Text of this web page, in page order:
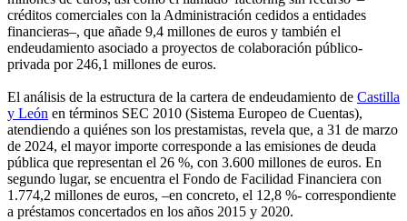
créditos comerciales con la Administración cedidos a entidades
financieras–, que añade 9,4 millones de euros y también el
endeudamiento asociado a proyectos de colaboración público-
privada por 246,1 millones de euros.
El análisis de la estructura de la cartera de endeudamiento de Castilla
y León en términos SEC 2010 (Sistema Europeo de Cuentas),
atendiendo a quiénes son los prestamistas, revela que, a 31 de marzo
de 2024, el mayor importe corresponde a las emisiones de deuda
pública que representan el 26 %, con 3.600 millones de euros. En
segundo lugar, se encuentra el Fondo de Facilidad Financiera con
1.774,2 millones de euros, –en concreto, el 12,8 %- correspondiente
a préstamos concertados en los años 2015 y 2020.